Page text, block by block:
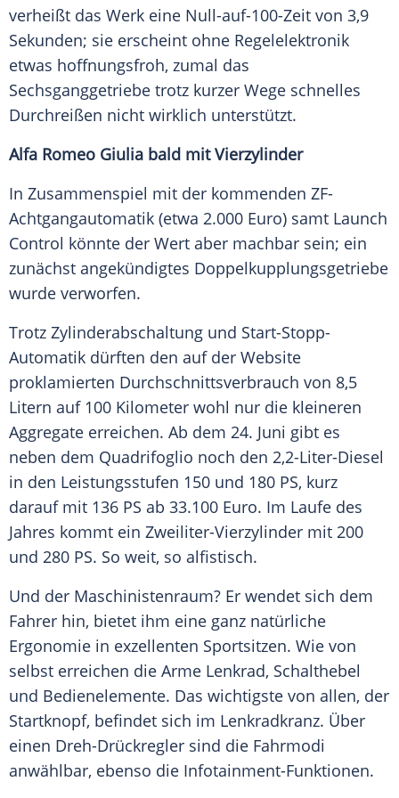
verheißt das Werk eine Null-auf-100-Zeit von 3,9
Sekunden; sie erscheint ohne Regelelektronik
etwas hoffnungsfroh, zumal das
Sechsganggetriebe trotz kurzer Wege schnelles
Durchreißen nicht wirklich unterstützt.
Alfa Romeo Giulia bald mit Vierzylinder
In Zusammenspiel mit der kommenden ZF-
Achtgangautomatik (etwa 2.000 Euro) samt Launch
Control könnte der Wert aber machbar sein; ein
zunächst angekündigtes Doppelkupplungsgetriebe
wurde verworfen.
Trotz Zylinderabschaltung und Start-Stopp-
Automatik dürften den auf der Website
proklamierten Durchschnittsverbrauch von 8,5
Litern auf 100 Kilometer wohl nur die kleineren
Aggregate erreichen. Ab dem 24. Juni gibt es
neben dem Quadrifoglio noch den 2,2-Liter-Diesel
in den Leistungsstufen 150 und 180 PS, kurz
darauf mit 136 PS ab 33.100 Euro. Im Laufe des
Jahres kommt ein Zweiliter-Vierzylinder mit 200
und 280 PS. So weit, so alfistisch.
Und der Maschinistenraum? Er wendet sich dem
Fahrer hin, bietet ihm eine ganz natürliche
Ergonomie in exzellenten Sportsitzen. Wie von
selbst erreichen die Arme Lenkrad, Schalthebel
und Bedienelemente. Das wichtigste von allen, der
Startknopf, befindet sich im Lenkradkranz. Über
einen Dreh-Drückregler sind die Fahrmodi
anwählbar, ebenso die Infotainment-Funktionen.